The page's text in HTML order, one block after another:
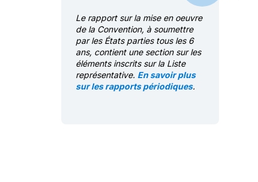
Le rapport sur la mise en oeuvre
de la Convention, à soumettre
par les États parties tous les 6
ans, contient une section sur les
éléments inscrits sur la Liste
représentative. En savoir plus
sur les rapports périodiques.